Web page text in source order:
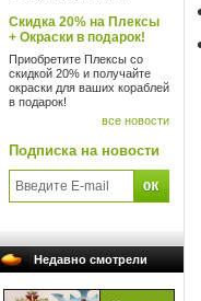
Скидка 20% на Плексы
+ Окраски в подарок!
Приобретите Плексы со
скидкой 20% и получайте
окраски для ваших кораблей
в подарок!
все новости
Подписка на новости
Недавно смотрели